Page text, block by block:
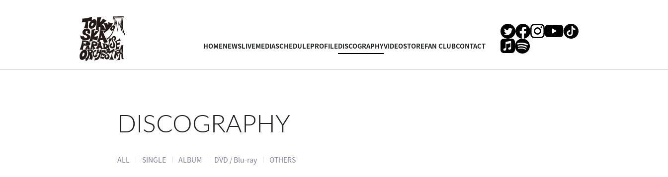
HOMENEWSLIVEMEDIASCHEDULEPROFILEDISCOGRAPHYVIDEOSTOREFAN CLUBCONTACT
DISCOGRAPHY
ALL SINGLE ALBUM DVD / Blu-ray OTHERS